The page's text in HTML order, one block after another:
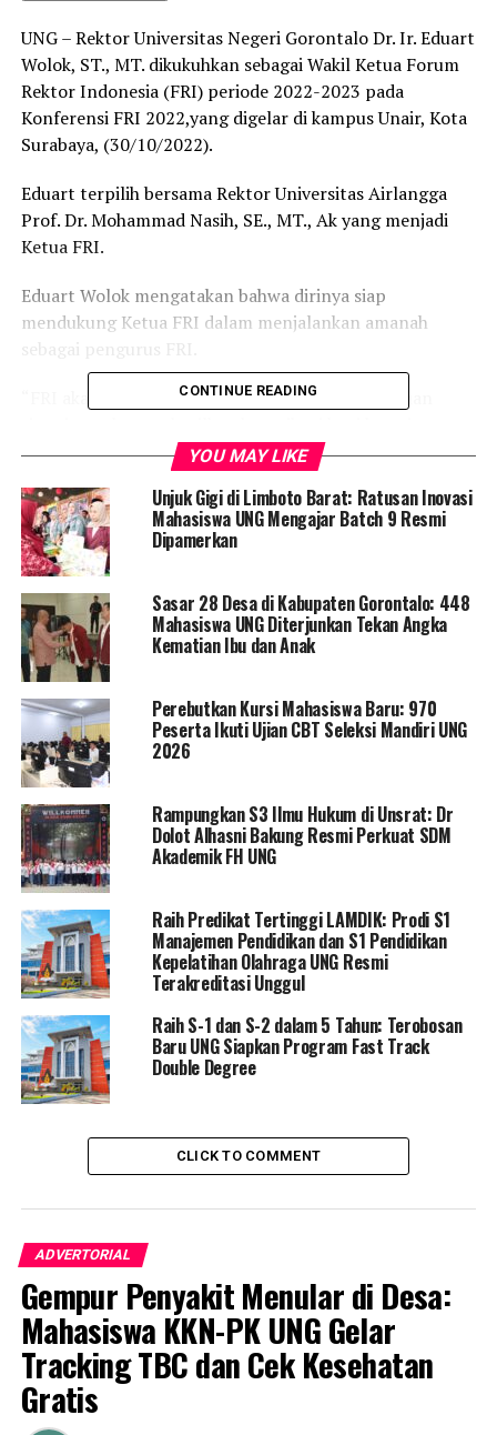
UNG – Rektor Universitas Negeri Gorontalo Dr. Ir. Eduart
Wolok, ST., MT. dikukuhkan sebagai Wakil Ketua Forum
Rektor Indonesia (FRI) periode 2022-2023 pada
Konferensi FRI 2022,yang digelar di kampus Unair, Kota
Surabaya, (30/10/2022).
Eduart terpilih bersama Rektor Universitas Airlangga
Prof. Dr. Mohammad Nasih, SE., MT., Ak yang menjadi
Ketua FRI.
Eduart Wolok mengatakan bahwa dirinya siap
mendukung Ketua FRI dalam menjalankan amanah
“FRI akan mendorong kolaborasi antara perguruan
bangsa dan negara,” ungkapnya.
Ia berharap kolaborasi antara perguruan tinggi di
Indonesia akan meningkatkan kapasitas dan kualitas
sumber daya manusia di seluruh daerah di Indonesia.
Pada Konferensi tersebut, seluruh rektor juga
melakukan deklarasi terkait Pemilu 2024 dengan slogan,
Siap Berkontribusi dan Melakukan Aksi Nyata
Mewujudkan Demokrasi Indonesia Berkualitas dan
Bermartabat Berbiaya Murah Serta Tanpa Kecurangan
dan Politik Uang.
RELATED TOPICS:
EDUART WOLOK
FORUM REKTOR INDONESIA
REKTOR UNG
UNIVERSITAS NEGERI GORONTALO
WAKIL KETUA FORUM REKTOR INDONESIA
UP NEXT
Bupati Saipul Perjuangkan Pengerjaan Jalan di
Pohuwato Diakomodir Kementerian PUPR
DON'T MISS
Fadel Mbuinga: Kedepan Para Peserta Upacara Sumpah
Pemuda Diminta Kenakan Pakaian Adat
CONTINUE READING
YOU MAY LIKE
Unjuk Gigi di Limboto Barat: Ratusan Inovasi
Mahasiswa UNG Mengajar Batch 9 Resmi
Dipamerkan
Sasar 28 Desa di Kabupaten Gorontalo: 448
Mahasiswa UNG Diterjunkan Tekan Angka
Kematian Ibu dan Anak
Perebutkan Kursi Mahasiswa Baru: 970
Peserta Ikuti Ujian CBT Seleksi Mandiri UNG
2026
Rampungkan S3 Ilmu Hukum di Unsrat: Dr
Dolot Alhasni Bakung Resmi Perkuat SDM
Akademik FH UNG
Raih Predikat Tertinggi LAMDIK: Prodi S1
Manajemen Pendidikan dan S1 Pendidikan
Kepelatihan Olahraga UNG Resmi
Terakreditasi Unggul
Raih S-1 dan S-2 dalam 5 Tahun: Terobosan
Baru UNG Siapkan Program Fast Track
Double Degree
CLICK TO COMMENT
ADVERTORIAL
Gempur Penyakit Menular di Desa:
Mahasiswa KKN-PK UNG Gelar
Tracking TBC dan Cek Kesehatan
Gratis